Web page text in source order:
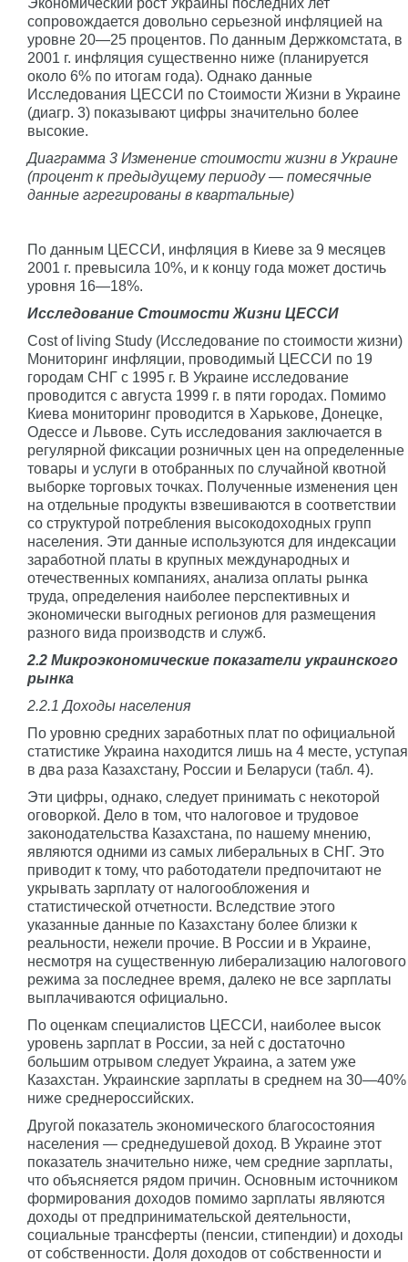
Экономический рост Украины последних лет
сопровождается довольно серьезной инфляцией на
уровне 20—25 процентов. По данным Держкомстата, в
2001 г. инфляция существенно ниже (планируется
около 6% по итогам года). Однако данные
Исследования ЦЕССИ по Стоимости Жизни в Украине
(диагр. 3) показывают цифры значительно более
высокие.
Диаграмма 3 Изменение стоимости жизни в Украине
(процент к предыдущему периоду — помесячные
данные агрегированы в квартальные)
По данным ЦЕССИ, инфляция в Киеве за 9 месяцев
2001 г. превысила 10%, и к концу года может достичь
уровня 16—18%.
Исследование Стоимости Жизни ЦЕССИ
Сost of living Study (Исследование по стоимости жизни)
Мониторинг инфляции, проводимый ЦЕССИ по 19
городам СНГ с 1995 г. В Украине исследование
проводится с августа 1999 г. в пяти городах. Помимо
Киева мониторинг проводится в Харькове, Донецке,
Одессе и Львове. Суть исследования заключается в
регулярной фиксации розничных цен на определенные
товары и услуги в отобранных по случайной квотной
выборке торговых точках. Полученные изменения цен
на отдельные продукты взвешиваются в соответствии
со структурой потребления высокодоходных групп
населения. Эти данные используются для индексации
заработной платы в крупных международных и
отечественных компаниях, анализа оплаты рынка
труда, определения наиболее перспективных и
экономически выгодных регионов для размещения
разного вида производств и служб.
2.2 Микроэкономические показатели украинского
рынка
2.2.1 Доходы населения
По уровню средних заработных плат по официальной
статистике Украина находится лишь на 4 месте, уступая
в два раза Казахстану, России и Беларуси (табл. 4).
Эти цифры, однако, следует принимать с некоторой
оговоркой. Дело в том, что налоговое и трудовое
законодательства Казахстана, по нашему мнению,
являются одними из самых либеральных в СНГ. Это
приводит к тому, что работодатели предпочитают не
укрывать зарплату от налогообложения и
статистической отчетности. Вследствие этого
указанные данные по Казахстану более близки к
реальности, нежели прочие. В России и в Украине,
несмотря на существенную либерализацию налогового
режима за последнее время, далеко не все зарплаты
выплачиваются официально.
По оценкам специалистов ЦЕССИ, наиболее высок
уровень зарплат в России, за ней с достаточно
большим отрывом следует Украина, а затем уже
Казахстан. Украинские зарплаты в среднем на 30—40%
ниже среднероссийских.
Другой показатель экономического благосостояния
населения — среднедушевой доход. В Украине этот
показатель значительно ниже, чем средние зарплаты,
что объясняется рядом причин. Основным источником
формирования доходов помимо зарплаты являются
доходы от предпринимательской деятельности,
социальные трансферты (пенсии, стипендии) и доходы
от собственности. Доля доходов от собственности и